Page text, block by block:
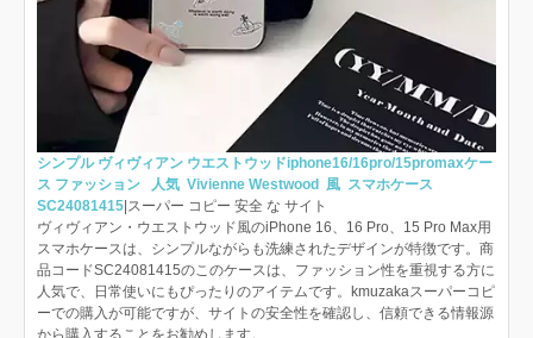
シンプル ヴィヴィアン ウエストウッドiphone16/16pro/15promaxケー
ス ファッション 人気 Vivienne Westwood 風 スマホケース
SC24081415 |スーパー コピー 安全 な サイト
ヴィヴィアン・ウエストウッド風のiPhone 16、16 Pro、15 Pro Max用
スマホケースは、シンプルながらも洗練されたデザインが特徴です。商
品コードSC24081415のこのケースは、ファッション性を重視する方に
人気で、日常使いにもぴったりのアイテムです。kmuzakaスーパーコピ
ーでの購入が可能ですが、サイトの安全性を確認し、信頼できる情報源
から購入することをお勧めします。